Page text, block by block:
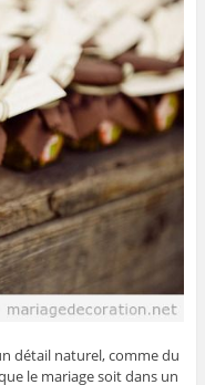
détail naturel, comme du
le mariage soit dans un